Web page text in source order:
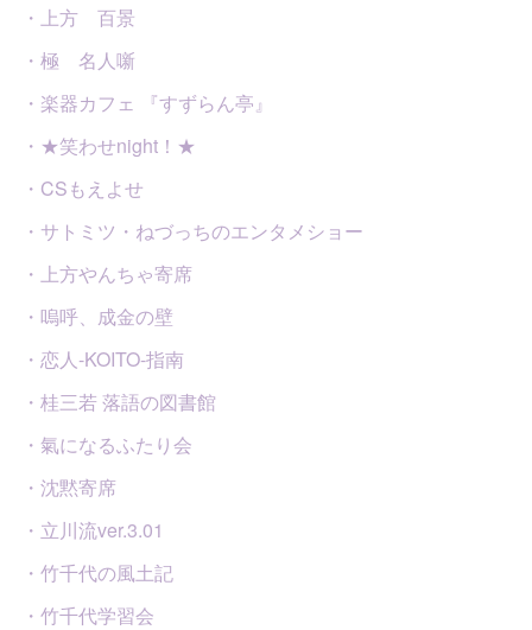
・上方 百景
・極 名人噺
・楽器カフェ 『すずらん亭』
・★笑わせnight！★
・CSもえよせ
・サトミツ・ねづっちのエンタメショー
・上方やんちゃ寄席
・嗚呼、成金の壁
・恋人-KOITO-指南
・桂三若 落語の図書館
・氣になるふたり会
・沈黙寄席
・立川流ver.3.01
・竹千代の風土記
・竹千代学習会